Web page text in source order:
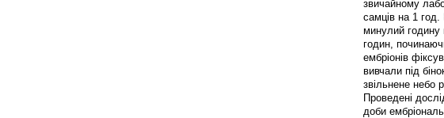
звичайному
самців на 1
минулий годину
годин,
ембріонів
вивчали під
звільнене небо
Проведені
доби